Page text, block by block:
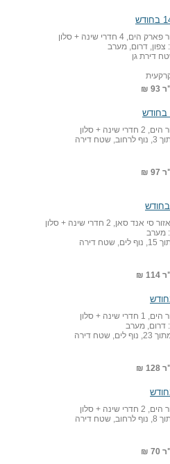
4 חדרי שינה + סלון
צפון, דרום, מערב
דירת גן
93 ₪
שינה + סלון
97 ₪
סאן, 2 חדרי שינה + סלון
מערב
114 ₪
שינה + סלון
דרום, מערב
128 ₪
שינה + סלון
70 ₪